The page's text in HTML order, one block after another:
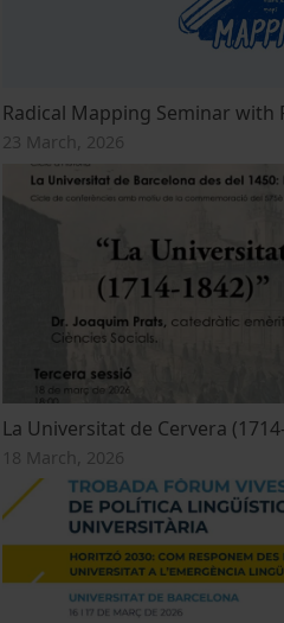
Radical Mapping Seminar with
23 March, 2026
La Universitat de Cervera
18 March, 2026